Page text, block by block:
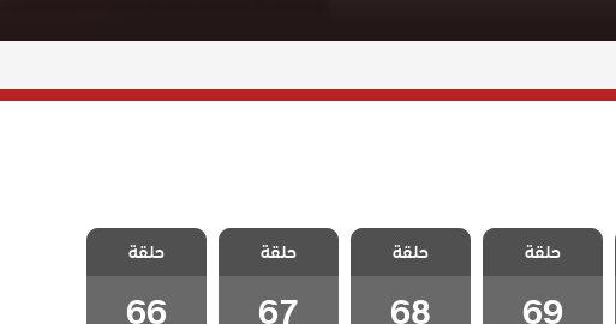
مسلسل الطبقة
المخملية مدبلج
الحلقة 69
حلقة
69
مسلسل الطبقة
المخملية مدبلج
الحلقة 68
حلقة
68
مسلسل الطبقة
المخملية مدبلج
الحلقة 67
حلقة
67
مسلسل الطبقة
المخملية مدبلج
الحلقة 66
حلقة
66